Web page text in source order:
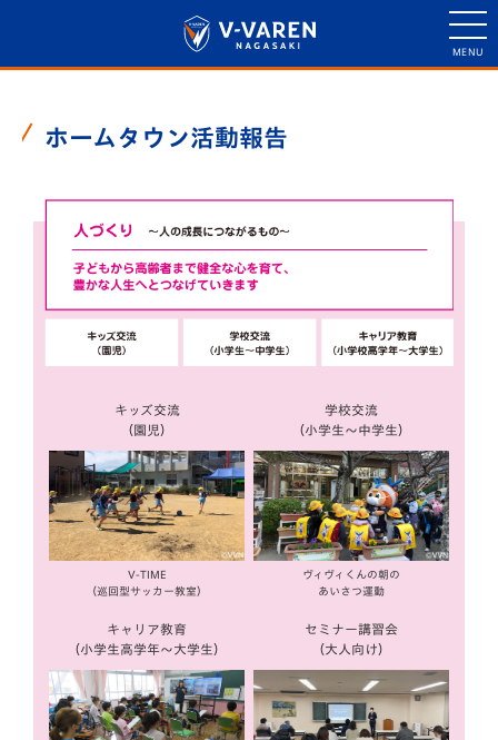
ホームタウン活動報告
キッズ交流
（園児）
V-TIME
（巡回型サッカー教室）
学校交流
（小学生〜中学生）
ヴィヴィくんの朝の
あいさつ運動
キャリア教育
（小学生高学年〜大学生）
セミナー講習会
（大人向け）